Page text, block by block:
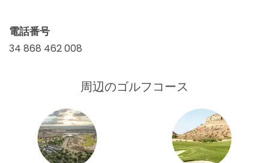
電話番号
34 868 462 008
周辺のゴルフコース